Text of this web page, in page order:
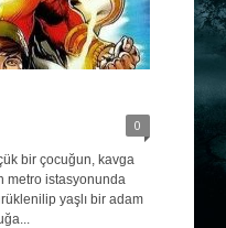
0
bir çocuğun, kavga
metro istasyonunda
yaşlı bir adam